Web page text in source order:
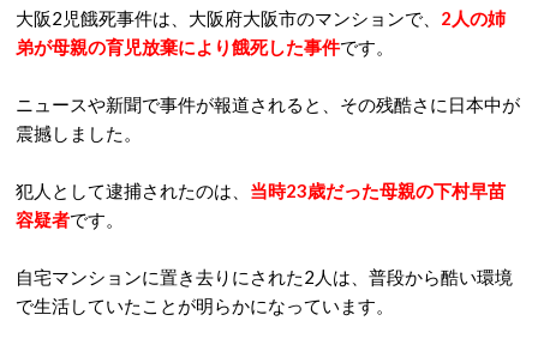
大阪2児餓死事件は、大阪府大阪市のマンションで、 2人の姉
弟が母親の育児放棄により餓死した事件です。
ニュースや新聞で事件が報道されると、その残酷さに日本中が
震撼しました。
犯人として逮捕されたのは、 当時23歳だった母親の下村早苗
容疑者です。
自宅マンションに置き去りにされた2人は、普段から酷い環境
で生活していたことが明らかになっています。